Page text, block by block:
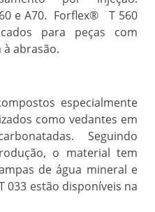
e A70. Forflex® T 560
para peças com
abrasão.
especialmente
como vedantes em
Seguindo
o material tem
de água mineral e
estão disponíveis na